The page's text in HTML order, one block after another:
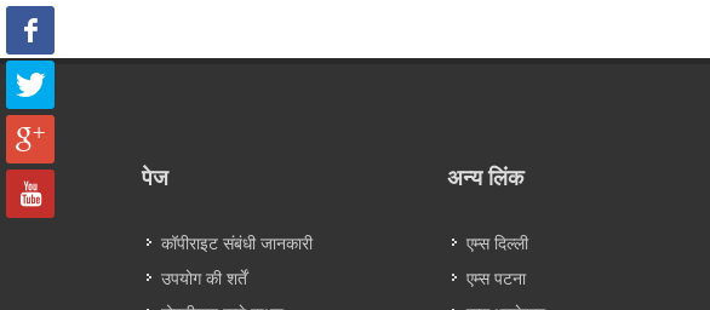
पेज
कॉपीराइट संबंधी जानकारी
उपयोग की शर्तें
अन्य लिंक
एम्स दिल्ली
एम्स पटना